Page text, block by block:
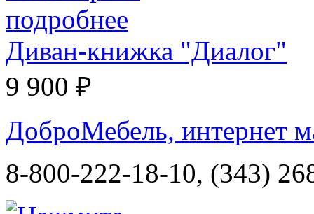
Диван-книжка "Диалог"
9 900 ₽
ДоброМебель, интернет
8-800-222-18-10, (343)